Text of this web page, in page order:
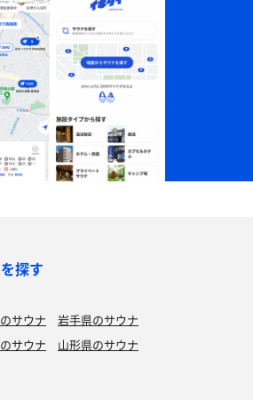
探す
サウナ
岩手県のサウナ
サウナ
山形県のサウナ